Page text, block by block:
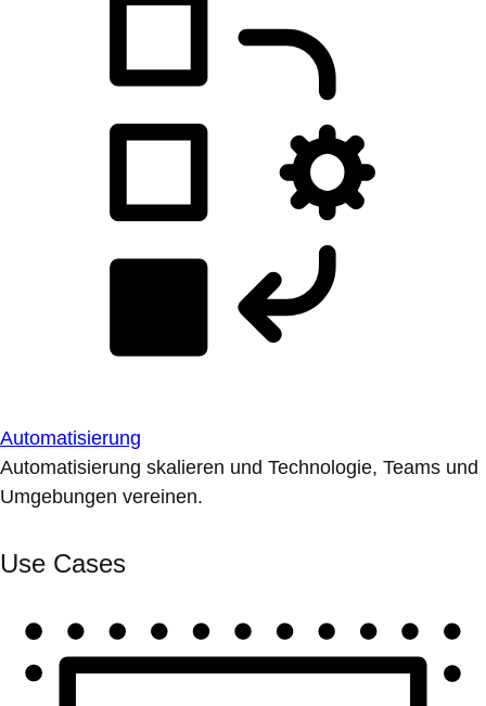
Automatisierung
Automatisierung skalieren und Technologie, Teams und
Umgebungen vereinen.
Use Cases